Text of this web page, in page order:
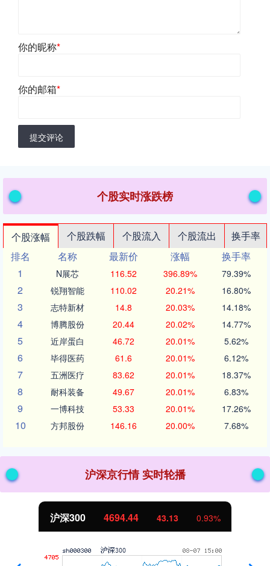
你的昵称*
你的邮箱*
提交评论
个股实时涨跌榜
个股涨幅 个股跌幅 个股流入 个股流出
换手率
排名
名称 最新价 涨幅
换手率
1
N展芯 116.52 396.89% 79.39%
2 锐翔智能 110.02 20.21% 16.80%
3 志特新材 14.8 20.03% 14.18%
4 博腾股份 20.44 20.02% 14.77%
5 近岸蛋白 46.72 20.01% 5.62%
6 毕得医药 61.6 20.01% 6.12%
7 五洲医疗 83.62 20.01% 18.37%
8 耐科装备 49.67 20.01% 6.83%
9 一博科技 53.33 20.01% 17.26%
10 方邦股份 146.16 20.00% 7.68%
沪深京行情 实时轮播
北证50 1134.24 11.37 1.01%